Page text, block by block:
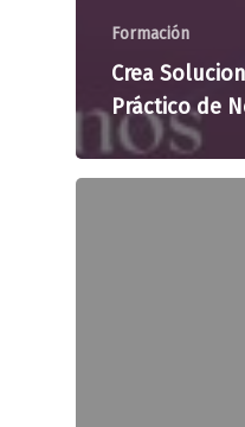
Formación
Crea
Práctico de